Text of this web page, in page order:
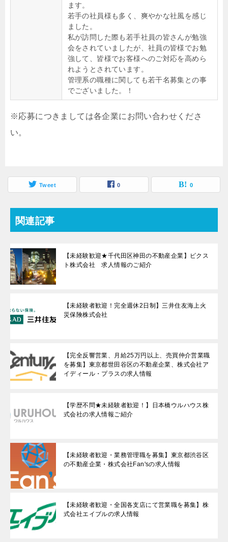
ます。
若手の社員様も多く、爽やかな社風を感じ
ました。
私が訪問した際も若手社員の皆さんが勉強
会をされていましたが、社員の皆様でお勉
強して、皆様でお客様へのご対応を高めら
れようとされています。
管理系の職種に関しても若干名募集との事
でございました。！
※応募につきましては各企業にお問い合わせくださ
い。
Tweet 0 0
関連記事
【未経験歓迎★千代田区神田の不動産企業】ビクス
ト株式会社 求人情報のご紹介
【未経験者歓迎！完全週休2日制】三井住友海上火
災保険株式会社
【完全反響営業、月給25万円以上、売買仲介営業職
を募集】東京都世田谷区の不動産企業、株式会社ア
イディール・プラスの求人情報
【学歴不問★未経験者歓迎！】日本橋ウルハウス株
式会社の求人情報ご紹介
【未経験者歓迎・業務管理職を募集】東京都渋谷区
の不動産企業・株式会社Fan'sの求人情報
【未経験者歓迎・全国各支店にて営業職を募集】株
式会社エイブルの求人情報